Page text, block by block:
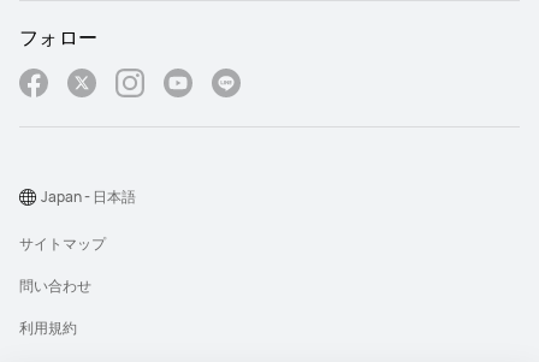
フォロー
サイトマップ
問い合わせ
利用規約
Japan - 日本語